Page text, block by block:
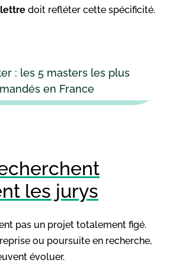
lettre doit refléter cette spécificité.
: les 5 masters les plus
en France
les jurys
pas un projet totalement figé.
ou poursuite en recherche,
évoluer.